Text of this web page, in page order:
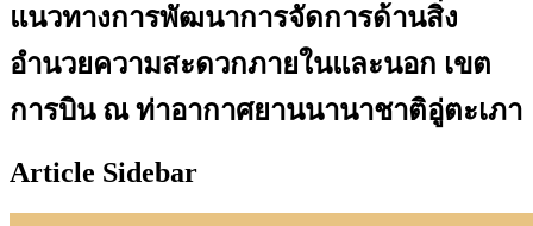
แนวทางการพัฒนาการจัดการด้านสิ่ง
อำนวยความสะดวกภายในและนอก เขต
การบิน ณ ท่าอากาศยานนานาชาติอู่ตะเภา
Article Sidebar